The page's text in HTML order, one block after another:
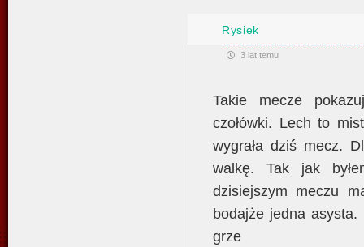
Rysiek
3 lat temu
Takie mecze
czołówki. Lech to
wygrała dziś mecz.
walkę. Tak jak
dzisiejszym meczu
bodajże jedna
grze